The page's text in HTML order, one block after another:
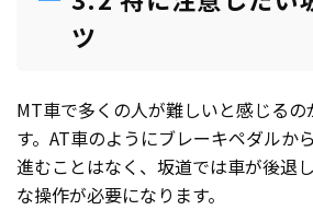
ツ
MT車で多くの人が難しいと感じるの
す。AT車のようにブレーキペダルか
進むことはなく、坂道では車が後退
な操作が必要になります。